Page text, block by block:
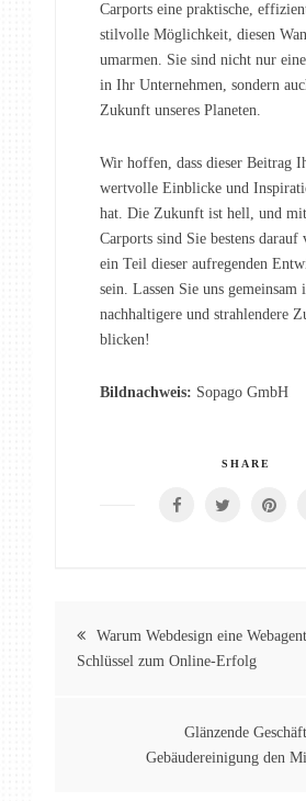
Carports eine praktische,
stilvolle Möglichkeit, diesen
umarmen. Sie sind nicht nur
in Ihr Unternehmen, sondern
Zukunft unseres Planeten.
Wir hoffen, dass dieser Beitrag
wertvolle Einblicke und
hat. Die Zukunft ist hell, und
Carports sind Sie bestens darauf
ein Teil dieser aufregenden
sein. Lassen Sie uns gemeinsam
nachhaltigere und strahlendere
blicken!
Bildnachweis: Sopago GmbH
SHARE
Warum Webdesign eine
Schlüssel zum Online-Erfolg
Glänzende
Gebäudereinigung den